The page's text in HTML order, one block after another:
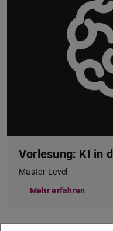
Vorlesung: KI in
Master-Level
Mehr erfahren